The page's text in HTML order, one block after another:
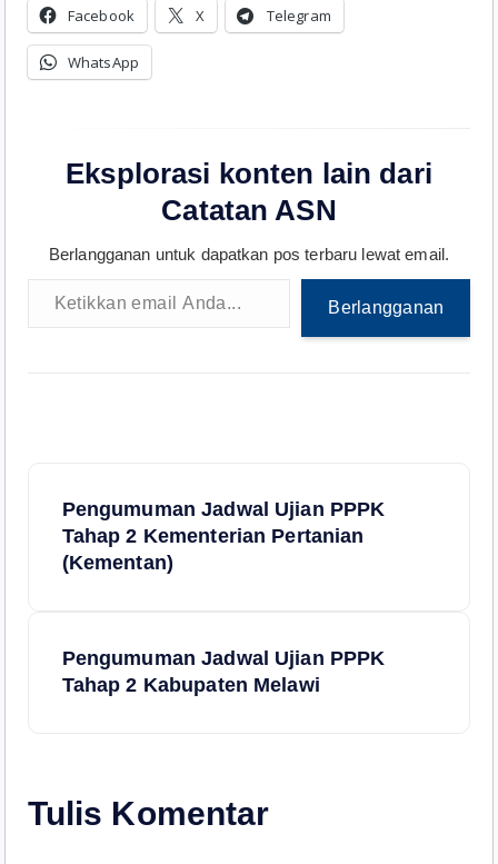
Facebook X Telegram
WhatsApp
Eksplorasi konten lain dari
Catatan ASN
Berlangganan untuk dapatkan pos terbaru lewat email.
Ketikkan email Anda...
Berlangganan
s
Pengumuman Jadwal Ujian PPPK
Tahap 2 Kementerian Pertanian
(Kementan)
Pengumuman Jadwal Ujian PPPK
Tahap 2 Kabupaten Melawi
Tulis Komentar